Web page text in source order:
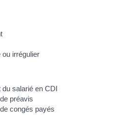
ou irrégulier
salarié en CDI
préavis
congés payés